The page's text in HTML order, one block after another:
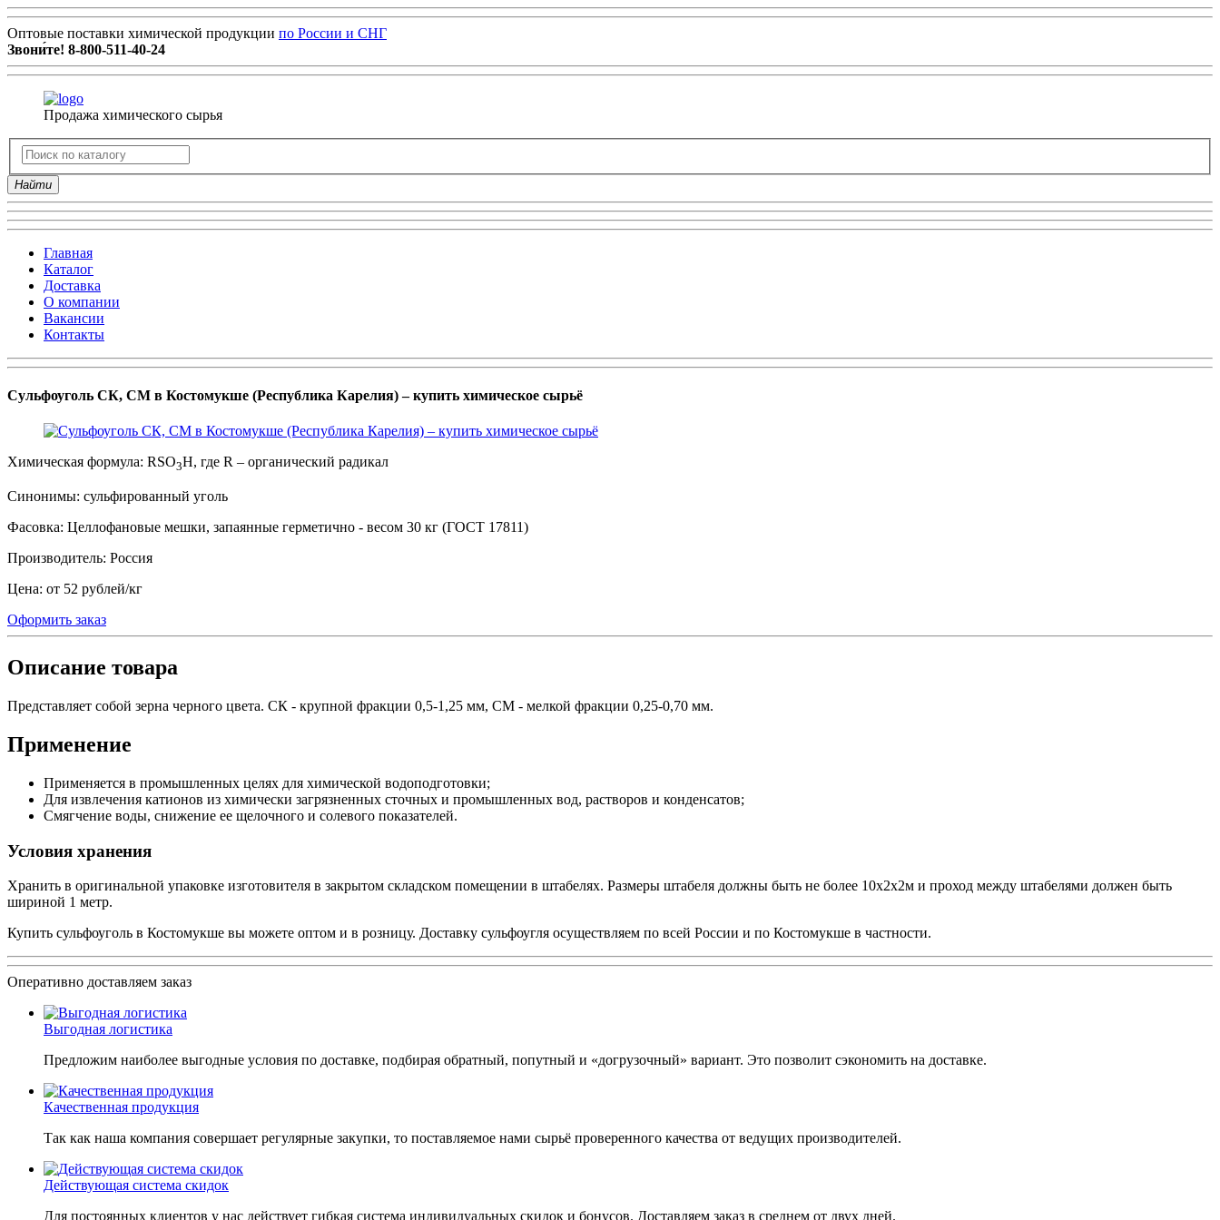
Оптовые поставки химической продукции по России и СНГ
Звони́те! 8-800-511-40-24
Продажа химического сырья
Найти
Главная
Каталог
Доставка
О компании
Вакансии
Контакты
Сульфоуголь СК, СМ в Костомукше (Республика Карелия) – купить химическое сырьё
Химическая формула: RSO3H, где R – органический радикал
Синонимы: сульфированный уголь
Фасовка: Целлофановые мешки, запаянные герметично - весом 30 кг (ГОСТ 17811)
Производитель: Россия
Цена: от 52 рублей/кг
Оформить заказ
Описание товара
Представляет собой зерна черного цвета. СК - крупной фракции 0,5-1,25 мм, СМ - мелкой фракции 0,25-0,70 мм.
Применение
Применяется в промышленных целях для химической водоподготовки;
Для извлечения катионов из химически загрязненных сточных и промышленных вод, растворов и конденсатов;
Смягчение воды, снижение ее щелочного и солевого показателей.
Условия хранения
Хранить в оригинальной упаковке изготовителя в закрытом складском помещении в штабелях. Размеры штабеля должны быть не более 10х2х2м и проход между штабелями должен быть
шириной 1 метр.
Купить сульфоуголь в Костомукше вы можете оптом и в розницу. Доставку сульфоугля осуществляем по всей России и по Костомукше в частности.
Оперативно доставляем заказ
Выгодная логистика
Предложим наиболее выгодные условия по доставке, подбирая обратный, попутный и «догрузочный» вариант. Это позволит сэкономить на доставке.
Качественная продукция
Так как наша компания совершает регулярные закупки, то поставляемое нами сырьё проверенного качества от ведущих производителей.
Действующая система скидок
Для постоянных клиентов у нас действует гибкая система индивидуальных скидок и бонусов. Доставляем заказ в среднем от двух дней.